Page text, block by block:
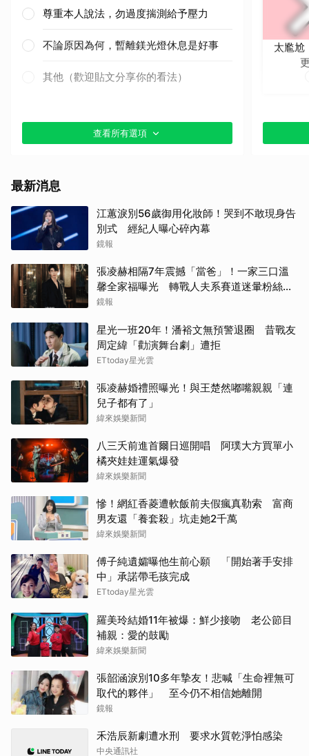
尊重本人說法，勿過度揣測給予壓力
不論原因為何，暫離鎂光燈休息是好事
其他（歡迎貼文分享你的看法）
查看所有選項
太尷尬
最新消息
江蕙淚別56歲御用化妝師！哭到不敢現身告
別式 經紀人曝心碎內幕
鏡報
張凌赫相隔7年震撼「當爸」！一家三口溫
馨全家福曝光 轉戰人夫系賽道迷暈粉絲嗨
喊：直接結婚
鏡報
星光一班20年！潘裕文無預警退圈 昔戰友
周定緯「勸演舞台劇」遭拒
ETtoday星光雲
張凌赫婚禮照曝光！與王楚然嘟嘴親親「連
兒子都有了」
緯來娛樂新聞
八三夭前進首爾日巡開唱 阿璞大方買單小
橘夾娃娃運氣爆發
緯來娛樂新聞
慘！網紅香菱遭軟飯前夫假瘋真勒索 富商
男友還「養套殺」坑走她2千萬
緯來娛樂新聞
傅子純遺孀曝他生前心願 「開始著手安排
中」承諾帶毛孩完成
ETtoday星光雲
羅美玲結婚11年被爆：鮮少接吻 老公節目
補親：愛的鼓勵
緯來娛樂新聞
張韶涵淚別10多年摯友！悲喊「生命裡無可
取代的夥伴」 至今仍不相信她離開
鏡報
禾浩辰新劇遭水刑 要求水質乾淨怕感染
中央通訊社